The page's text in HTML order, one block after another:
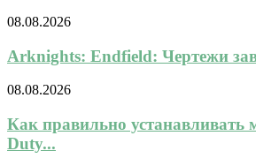
08.08.2026
Arknights: Endfield: Чертежи
08.08.2026
Как правильно устанавливать
Duty...